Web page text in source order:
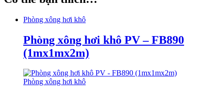
Phòng xông hơi khô
Phòng xông hơi khô PV – FB890
(1mx1mx2m)
Phòng xông hơi khô